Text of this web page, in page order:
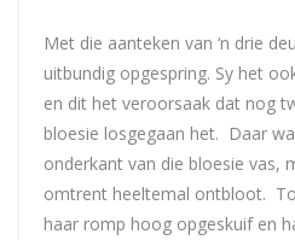
Met die aanteken van ‘n drie
uitbundig opgespring. Sy het
en dit het veroorsaak dat nog
bloesie losgegaan het. Daar
onderkant van die bloesie vas,
omtrent heeltemal ontbloot.
haar romp hoog opgeskuif en